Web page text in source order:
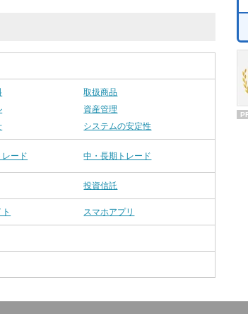
取扱商品
資産管理
システムの安定性
レード 中・長期トレード
投資信託
スマホアプリ